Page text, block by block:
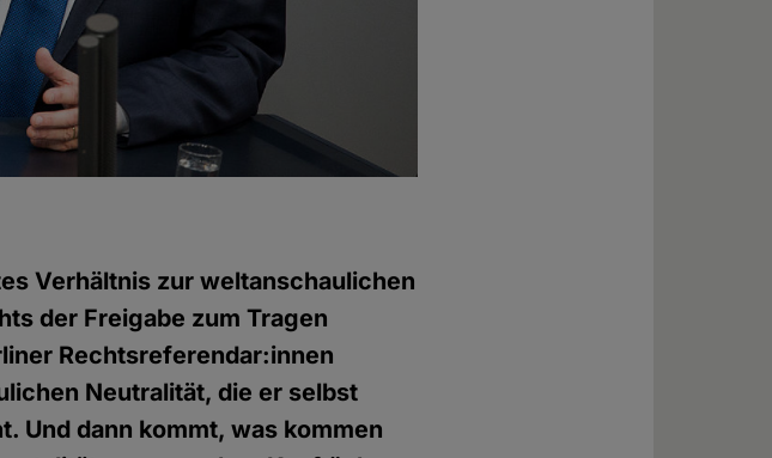
Verhältnis zur weltanschaulichen
der Freigabe zum Tragen
Rechtsreferendar:innen
Neutralität, die er selbst
Und dann kommt, was kommen